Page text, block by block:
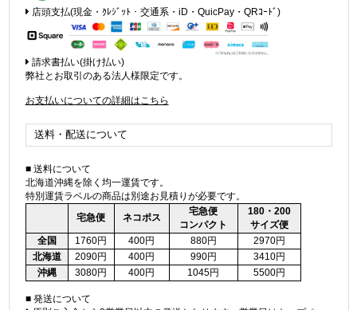
店頭支払(現金・ｸﾚｼﾞｯﾄ・交通系・iD・QuicPay・QRｺｰﾄﾞ)
請求書払い(掛け払い)
弊社とお取引のある法人様限定です。
お支払いについての詳細はこちら
送料・配送について
■ 送料について
北海道沖縄を除く均一運賃です。
特別運賃ラベルの商品は別途お見積りが必要です。
宅急便
ネコポス
宅急便
コンパクト
180・200
サイズ便
全国
1760円 400円 880円
2970円
北海道
2090円 400円 990円
3410円
沖縄
3080円 400円 1045円 5500円
■ 発送について